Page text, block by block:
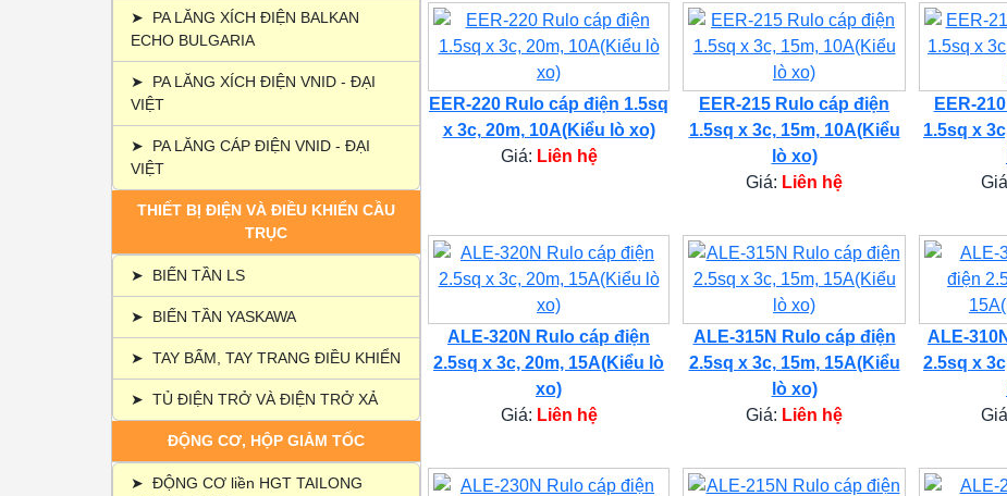
➤
PA LĂNG XÍCH ĐIỆN BALKAN
ECHO BULGARIA
➤
PA LĂNG XÍCH ĐIỆN VNID - ĐẠI
VIỆT
➤
PA LĂNG CÁP ĐIỆN VNID - ĐẠI
VIỆT
THIẾT BỊ ĐIỆN VÀ ĐIỀU KHIỂN CẦU
TRỤC
➤ BIẾN TẦN LS
➤ BIẾN TẦN YASKAWA
➤ TAY BẤM, TAY TRANG ĐIỀU KHIỂN
➤ TỦ ĐIỆN TRỞ VÀ ĐIỆN TRỞ XẢ
ĐỘNG CƠ, HỘP GIẢM TỐC
➤ ĐỘNG CƠ liền HGT TAILONG
EER-220 Rulo cáp điện 1.5sq
x 3c, 20m, 10A(Kiểu lò xo)
Giá: Liên hệ
EER-215 Rulo cáp điện
1.5sq x 3c, 15m, 10A(Kiểu
lò xo)
Giá: Liên hệ
EER-
1.5sq x
ALE-320N Rulo cáp điện
2.5sq x 3c, 20m, 15A(Kiểu lò
xo)
Giá: Liên hệ
ALE-315N Rulo cáp điện
2.5sq x 3c, 15m, 15A(Kiểu
lò xo)
Giá: Liên hệ
ALE-
2.5sq x